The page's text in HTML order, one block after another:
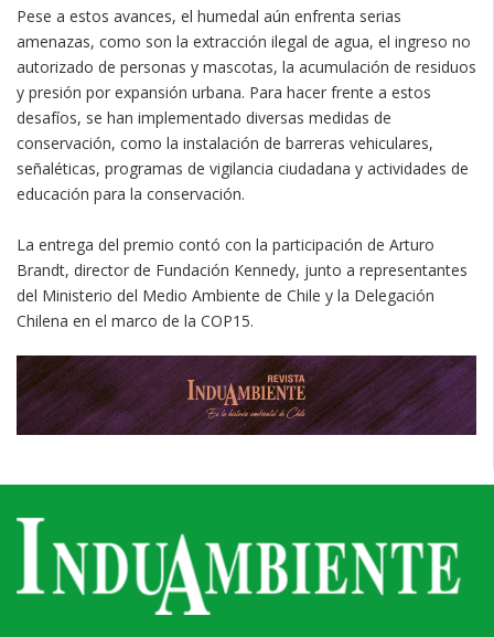
Pese a estos avances, el humedal aún enfrenta serias
amenazas, como son la extracción ilegal de agua, el ingreso no
autorizado de personas y mascotas, la acumulación de residuos
y presión por expansión urbana. Para hacer frente a estos
desafíos, se han implementado diversas medidas de
conservación, como la instalación de barreras vehiculares,
señaléticas, programas de vigilancia ciudadana y actividades de
educación para la conservación.
La entrega del premio contó con la participación de Arturo
Brandt, director de Fundación Kennedy, junto a representantes
del Ministerio del Medio Ambiente de Chile y la Delegación
Chilena en el marco de la COP15.